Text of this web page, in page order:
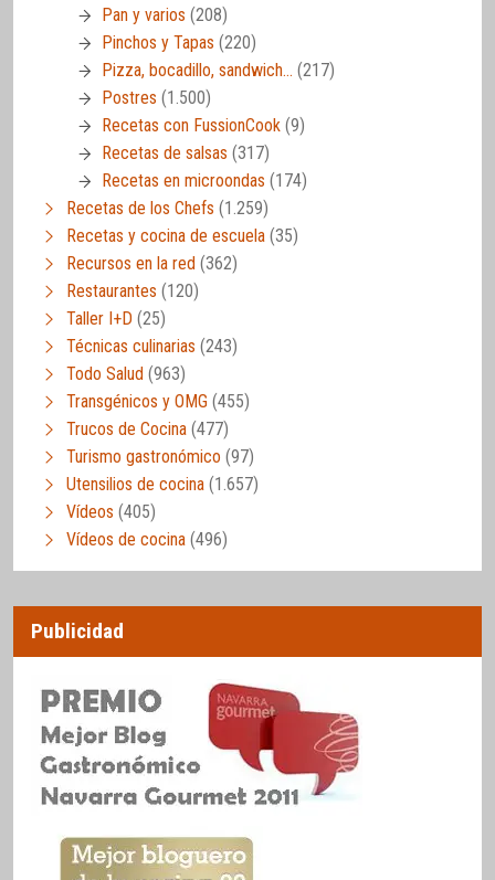
Pan y varios (208)
Pinchos y Tapas (220)
Pizza, bocadillo, sandwich… (217)
Postres (1.500)
Recetas con FussionCook (9)
Recetas de salsas (317)
Recetas en microondas (174)
Recetas de los Chefs (1.259)
Recetas y cocina de escuela (35)
Recursos en la red (362)
Restaurantes (120)
Taller I+D (25)
Técnicas culinarias (243)
Todo Salud (963)
Transgénicos y OMG (455)
Trucos de Cocina (477)
Turismo gastronómico (97)
Utensilios de cocina (1.657)
Vídeos (405)
Vídeos de cocina (496)
Publicidad